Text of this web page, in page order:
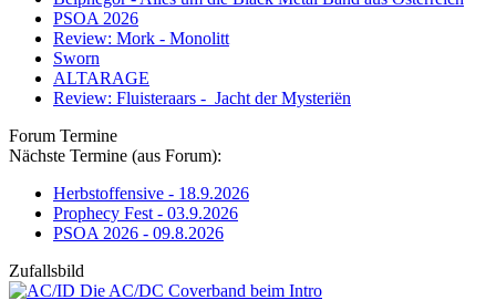
PSOA 2026
Review: Mork - Monolitt
Sworn
ALTARAGE
Review: Fluisteraars - Jacht der Mysteriën
Forum Termine
Nächste Termine (aus Forum):
Herbstoffensive - 18.9.2026
Prophecy Fest - 03.9.2026
PSOA 2026 - 09.8.2026
Zufallsbild